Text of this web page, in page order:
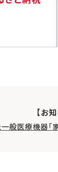
【お
般医療機器「